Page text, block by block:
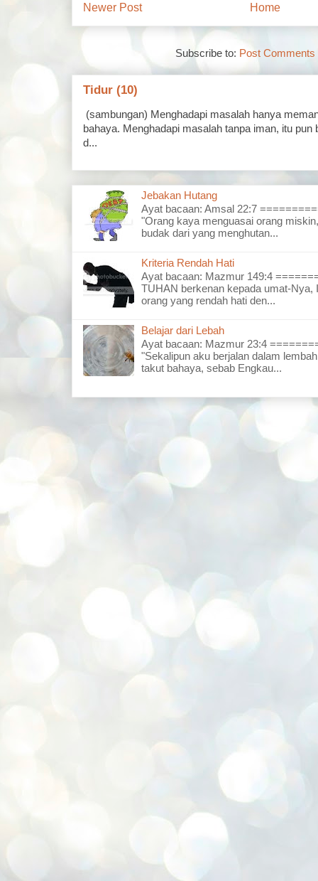
Newer Post Home
Subscribe to: Post Comments
Tidur (10)
(sambungan) Menghadapi masalah hanya
bahaya. Menghadapi masalah tanpa iman, itu
d...
Jebakan Hutang
Ayat bacaan: Amsal 22:7
"Orang kaya menguasai orang
budak dari yang menghutan...
Kriteria Rendah Hati
Ayat bacaan: Mazmur 149:4
TUHAN berkenan kepada umat-Nya,
orang yang rendah hati den...
Belajar dari Lebah
Ayat bacaan: Mazmur 23:4
"Sekalipun aku berjalan dalam
takut bahaya, sebab Engkau...